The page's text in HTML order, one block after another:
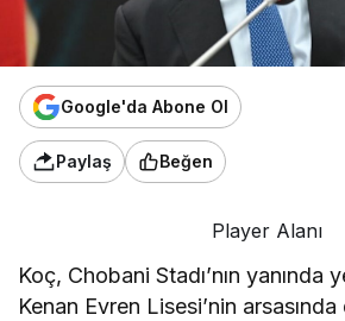
Google'da Abone Ol
Paylaş Beğen
Player Alanı
Koç, Chobani Stadı’nın yanında
Kenan Evren Lisesi’nin